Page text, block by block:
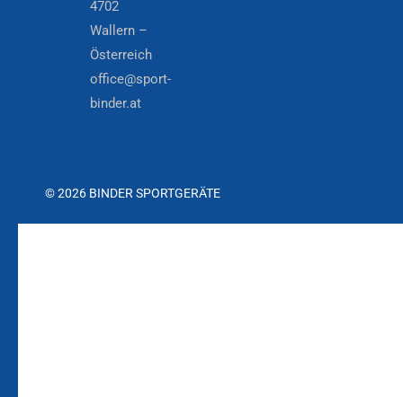
4702
Wallern –
Österreich
office@sport-
binder.at
© 2026 BINDER SPORTGERÄTE